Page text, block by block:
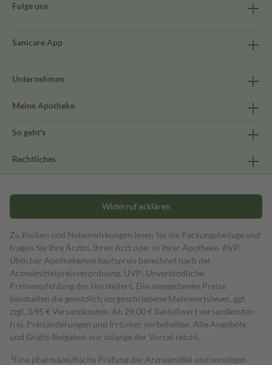
Folge uns
Sanicare App
Unternehmen
Meine Apotheke
So geht's
Rechtliches
Widerruf erklären
Zu Risiken und Nebenwirkungen lesen Sie die Packungsbeilage und
fragen Sie Ihre Ärztin, Ihren Arzt oder in Ihrer Apotheke. AVP:
Üblicher Apothekenverkaufspreis berechnet nach der
Arzneimittelpreisverordnung. UVP: Unverbindliche
Preisempfehlung des Herstellers. Die angegebenen Preise
beinhalten die gesetzlich vorgeschriebene Mehrwertsteuer, ggf.
zzgl. 3,95 € Versandkosten. Ab 29,00 € Bestell­wert versand­kosten­
frei. Preisänderungen und Irrtümer vorbehalten. Alle Angebote
und Gratis-Beigaben nur solange der Vorrat reicht.
1 Eine pharmazeutische Prüfung der Arzneimittel und sonstigen